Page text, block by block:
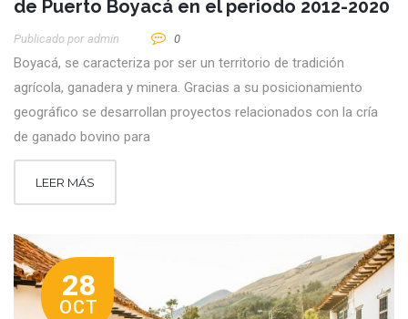
de Puerto Boyacá en el periodo 2012-2020
Publicado por Admin 0
Boyacá, se caracteriza por ser un territorio de tradición
agrícola, ganadera y minera. Gracias a su posicionamiento
geográfico se desarrollan proyectos relacionados con la cría
de ganado bovino para
LEER MÁS
28
OCT